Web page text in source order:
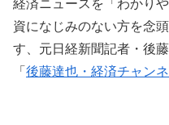
経済ニュースを「わかり
資になじみのない方を念
す、元日経新聞記者・後
「 後藤達也・経済チャン